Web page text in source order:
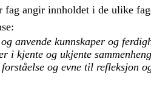
angir innholdet i de ulike
anvende kunnskaper og
i kjente og ukjente
og evne til refleksjon